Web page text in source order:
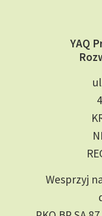
YAQ
Wesprzyj